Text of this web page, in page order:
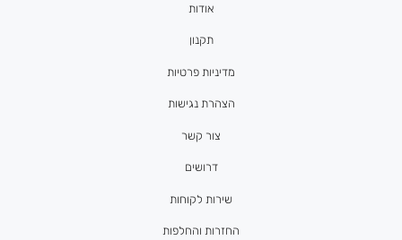
אודות
תקנון
מדיניות פרטיות
הצהרת נגישות
צור קשר
דרושים
שירות לקוחות
החזרות והחלפות